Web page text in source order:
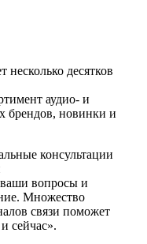
несколько десятков
аудио- и
брендов, новинки и
консультации
вопросы и
Множество
связи поможет
и сейчас».